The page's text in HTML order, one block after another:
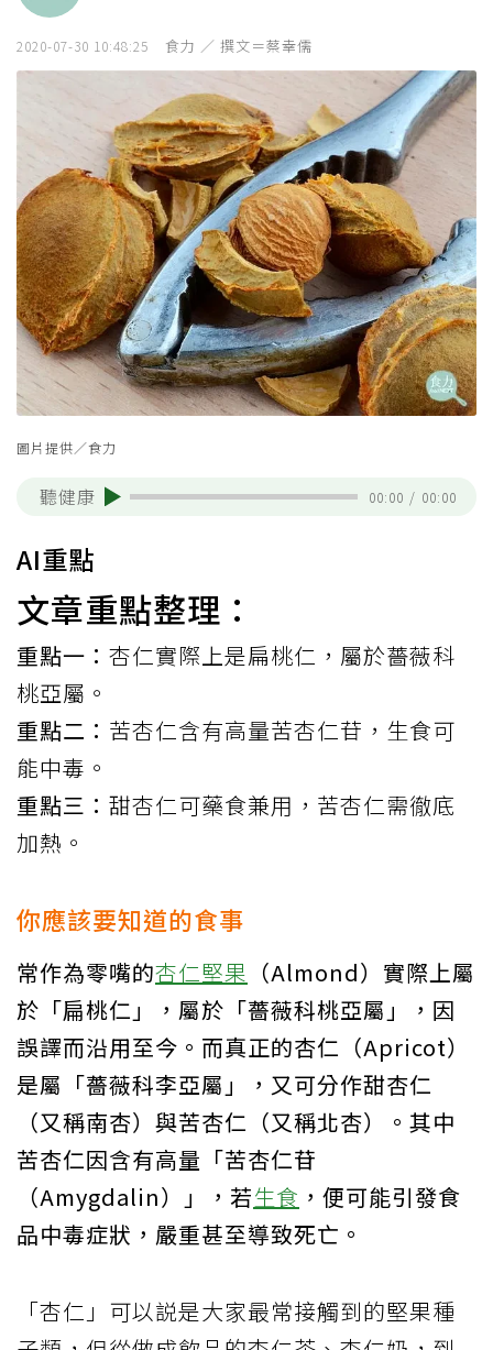
2020-07-30 10:48:25 食力 ／ 撰文＝蔡幸儒
圖片提供／食力
聽健康 00:00 / 00:00
AI重點
文章重點整理：
重點一： 杏仁實際上是扁桃仁，屬於薔薇科
桃亞屬。
重點二： 苦杏仁含有高量苦杏仁苷，生食可
能中毒。
重點三： 甜杏仁可藥食兼用，苦杏仁需徹底
加熱。
你應該要知道的食事
常作為零嘴的杏仁堅果 （Almond）實際上屬
於「扁桃仁」，屬於「薔薇科桃亞屬」，因
誤譯而沿用至今。而真正的杏仁（Apricot）
是屬「薔薇科李亞屬」，又可分作甜杏仁
（又稱南杏）與苦杏仁（又稱北杏）。其中
苦杏仁因含有高量「苦杏仁苷
（Amygdalin）」，若生食 ，便可能引發食
品中毒症狀，嚴重甚至導致死亡。
「杏仁」可以説是大家最常接觸到的堅果種